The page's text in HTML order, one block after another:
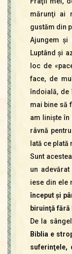
mărunţi ai
gustăm din
Ajungem
Luptând şi
loc de
face, de
îndoială, de
mai bine să
am linişte
râvnă
Iată ce
Sunt
un
iese din ele
început şi
biruinţă
De la
Biblia e
suferinţele,